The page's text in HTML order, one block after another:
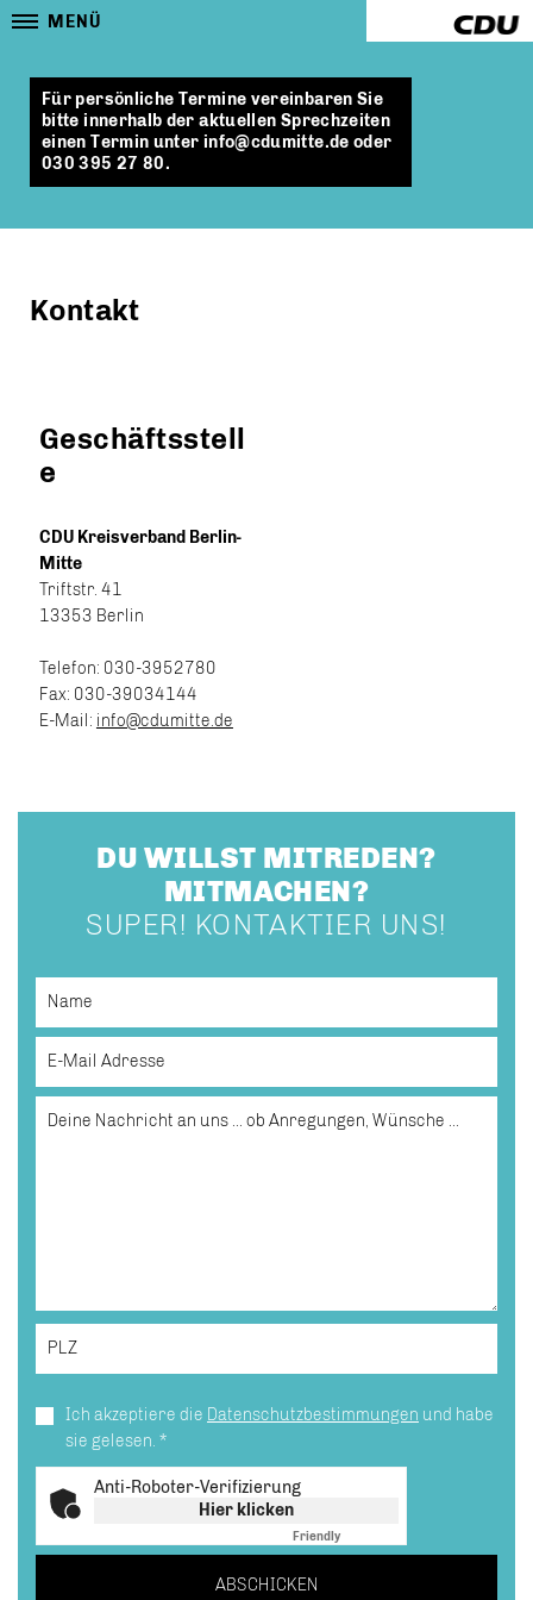
MENÜ
Für persönliche Termine vereinbaren Sie
bitte innerhalb der aktuellen Sprechzeiten
einen Termin unter info@cdumitte.de oder
030 395 27 80.
Kontakt
Geschäftsstell
e
CDU Kreisverband Berlin-
Mitte
Triftstr. 41
13353 Berlin
Telefon: 030-3952780
Fax: 030-39034144
E-Mail: info@cdumitte.de
DU WILLST MITREDEN?
MITMACHEN?
SUPER! KONTAKTIER UNS!
Ich akzeptiere die Datenschutzbestimmungen und habe
sie gelesen. *
Anti-Roboter-Verifizierung
Hier klicken
Friendly
ABSCHICKEN